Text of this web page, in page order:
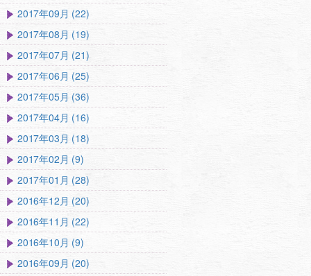
2017年09月 (22)
2017年08月 (19)
2017年07月 (21)
2017年06月 (25)
2017年05月 (36)
2017年04月 (16)
2017年03月 (18)
2017年02月 (9)
2017年01月 (28)
2016年12月 (20)
2016年11月 (22)
2016年10月 (9)
2016年09月 (20)